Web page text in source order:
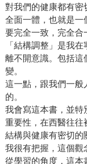
對我們的健康都有密
全面一體，也就是一
要完全一致，完全合
「結構調整」是我
離不開意識。包括這
變。
這一點，跟我們一般
的。
我會寫這本書，並特
重要性，在西醫往往
結構與健康有密切的
我很有把握，這個觀
從學習的角度，這本